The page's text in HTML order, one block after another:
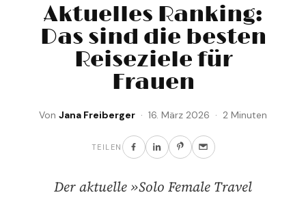
Aktuelles Ranking:
Das sind die besten
Reiseziele für
Frauen
Von Jana Freiberger · 16. März 2026 · 2 Minuten
TEILEN
Der aktuelle »Solo Female Travel